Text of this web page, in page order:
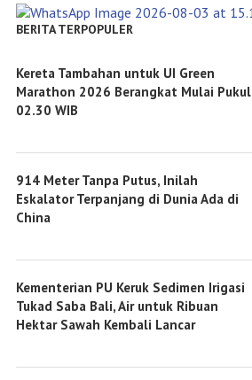
BERITA TERPOPULER
Kereta Tambahan untuk UI Green
Marathon 2026 Berangkat Mulai Pukul
02.30 WIB
914 Meter Tanpa Putus, Inilah
Eskalator Terpanjang di Dunia Ada di
China
Kementerian PU Keruk Sedimen Irigasi
Tukad Saba Bali, Air untuk Ribuan
Hektar Sawah Kembali Lancar